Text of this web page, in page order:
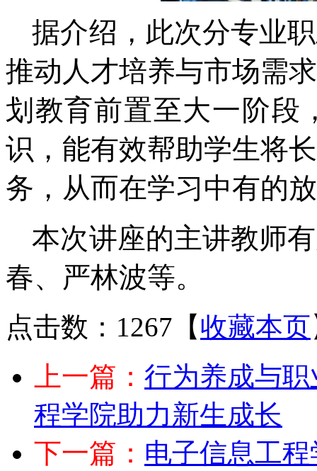
据介绍，此次分专业
推动人才培养与市场需
划教育前置至大一阶段
识，能有效帮助学生将
务，从而在学习中有的
本次讲座的主讲教师
春、严林波等。
点击数：1267 【收藏本页
上一篇： 行为养成与
程学院助力新生成长
下一篇： 电子信息工